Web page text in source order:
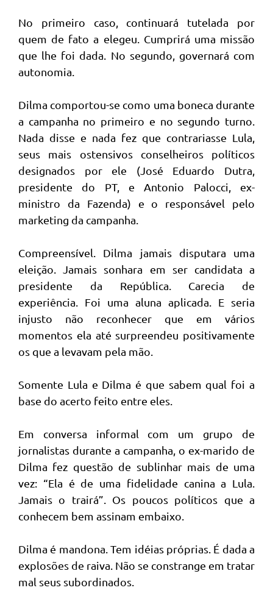
No primeiro caso, continuará tutelada por
quem de fato a elegeu. Cumprirá uma missão
que lhe foi dada. No segundo, governará com
autonomia.
Dilma comportou-se como uma boneca durante
a campanha no primeiro e no segundo turno.
Nada disse e nada fez que contrariasse Lula,
seus mais ostensivos conselheiros políticos
designados por ele (José Eduardo Dutra,
presidente do PT, e Antonio Palocci, ex-
ministro da Fazenda) e o responsável pelo
marketing da campanha.
Compreensível. Dilma jamais disputara uma
eleição. Jamais sonhara em ser candidata a
presidente da República. Carecia de
experiência. Foi uma aluna aplicada. E seria
injusto não reconhecer que em vários
momentos ela até surpreendeu positivamente
os que a levavam pela mão.
Somente Lula e Dilma é que sabem qual foi a
base do acerto feito entre eles.
Em conversa informal com um grupo de
jornalistas durante a campanha, o ex-marido de
Dilma fez questão de sublinhar mais de uma
vez: “Ela é de uma fidelidade canina a Lula.
Jamais o trairá”. Os poucos políticos que a
conhecem bem assinam embaixo.
Dilma é mandona. Tem idéias próprias. É dada a
explosões de raiva. Não se constrange em tratar
mal seus subordinados.